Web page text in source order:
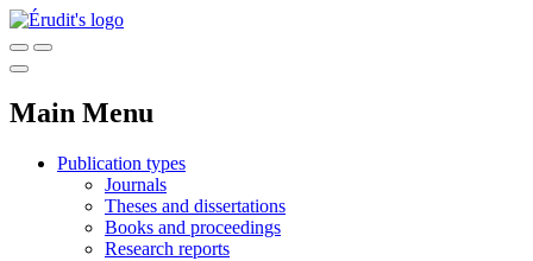
Main Menu
Publication types
Journals
Theses and dissertations
Books and proceedings
Research reports